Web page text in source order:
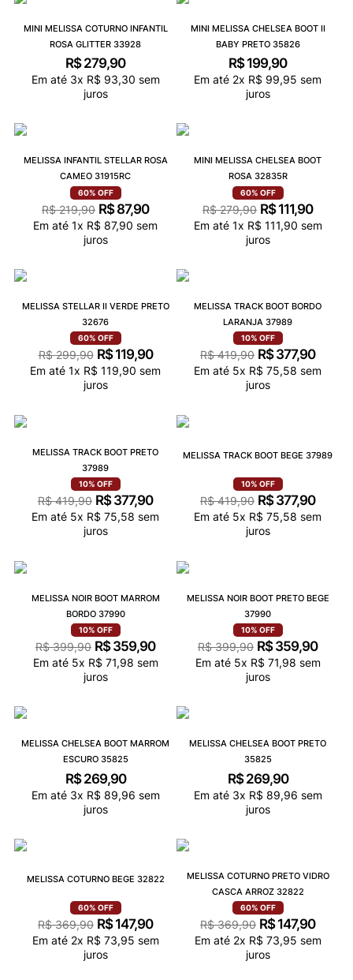
MINI MELISSA COTURNO INFANTIL
ROSA GLITTER 33928
R$ 279,90
Em até 3x R$ 93,30 sem
juros
MINI MELISSA CHELSEA BOOT II
BABY PRETO 35826
R$ 199,90
Em até 2x R$ 99,95 sem
juros
MELISSA INFANTIL STELLAR ROSA
CAMEO 31915RC
60% OFF
R$ 219,90 R$ 87,90
Em até 1x R$ 87,90 sem
juros
MINI MELISSA CHELSEA BOOT
ROSA 32835R
60% OFF
R$ 279,90 R$ 111,90
Em até 1x R$ 111,90 sem
juros
MELISSA STELLAR II VERDE PRETO
32676
60% OFF
R$ 299,90 R$ 119,90
Em até 1x R$ 119,90 sem
juros
MELISSA TRACK BOOT BORDO
LARANJA 37989
10% OFF
R$ 419,90 R$ 377,90
Em até 5x R$ 75,58 sem
juros
MELISSA TRACK BOOT PRETO
37989
10% OFF
R$ 419,90 R$ 377,90
Em até 5x R$ 75,58 sem
juros
MELISSA TRACK BOOT BEGE 37989
10% OFF
R$ 419,90 R$ 377,90
Em até 5x R$ 75,58 sem
juros
MELISSA NOIR BOOT MARROM
BORDO 37990
10% OFF
R$ 399,90 R$ 359,90
Em até 5x R$ 71,98 sem
juros
MELISSA NOIR BOOT PRETO BEGE
37990
10% OFF
R$ 399,90 R$ 359,90
Em até 5x R$ 71,98 sem
juros
MELISSA CHELSEA BOOT MARROM
ESCURO 35825
R$ 269,90
Em até 3x R$ 89,96 sem
juros
MELISSA CHELSEA BOOT PRETO
35825
R$ 269,90
Em até 3x R$ 89,96 sem
juros
MELISSA COTURNO BEGE 32822
60% OFF
R$ 369,90 R$ 147,90
Em até 2x R$ 73,95 sem
juros
MELISSA COTURNO PRETO VIDRO
CASCA ARROZ 32822
60% OFF
R$ 369,90 R$ 147,90
Em até 2x R$ 73,95 sem
juros